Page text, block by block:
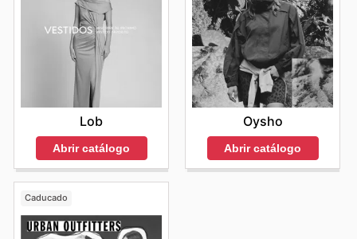
Lob
Abrir catálogo
Oysho
Abrir catálogo
Caducado